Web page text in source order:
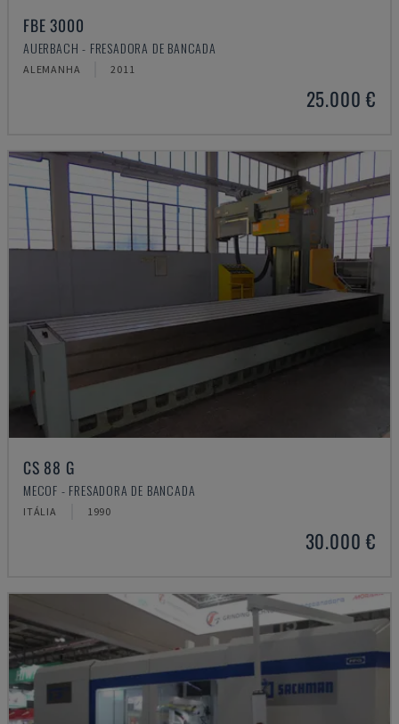
FBE 3000
AUERBACH - FRESADORA DE BANCADA
ALEMANHA 2011
25.000 €
CS 88 G
MECOF - FRESADORA DE BANCADA
ITÁLIA 1990
30.000 €